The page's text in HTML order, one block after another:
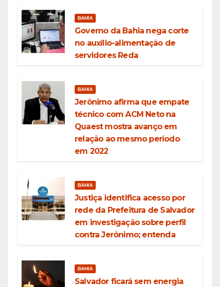
BAHIA
Governo da Bahia nega corte
no auxílio-alimentação de
servidores Reda
BAHIA
Jerônimo afirma que empate
técnico com ACM Neto na
Quaest mostra avanço em
relação ao mesmo período
em 2022
BAHIA
Justiça identifica acesso por
rede da Prefeitura de Salvador
em investigação sobre perfil
contra Jerônimo; entenda
BAHIA
Salvador ficará sem energia